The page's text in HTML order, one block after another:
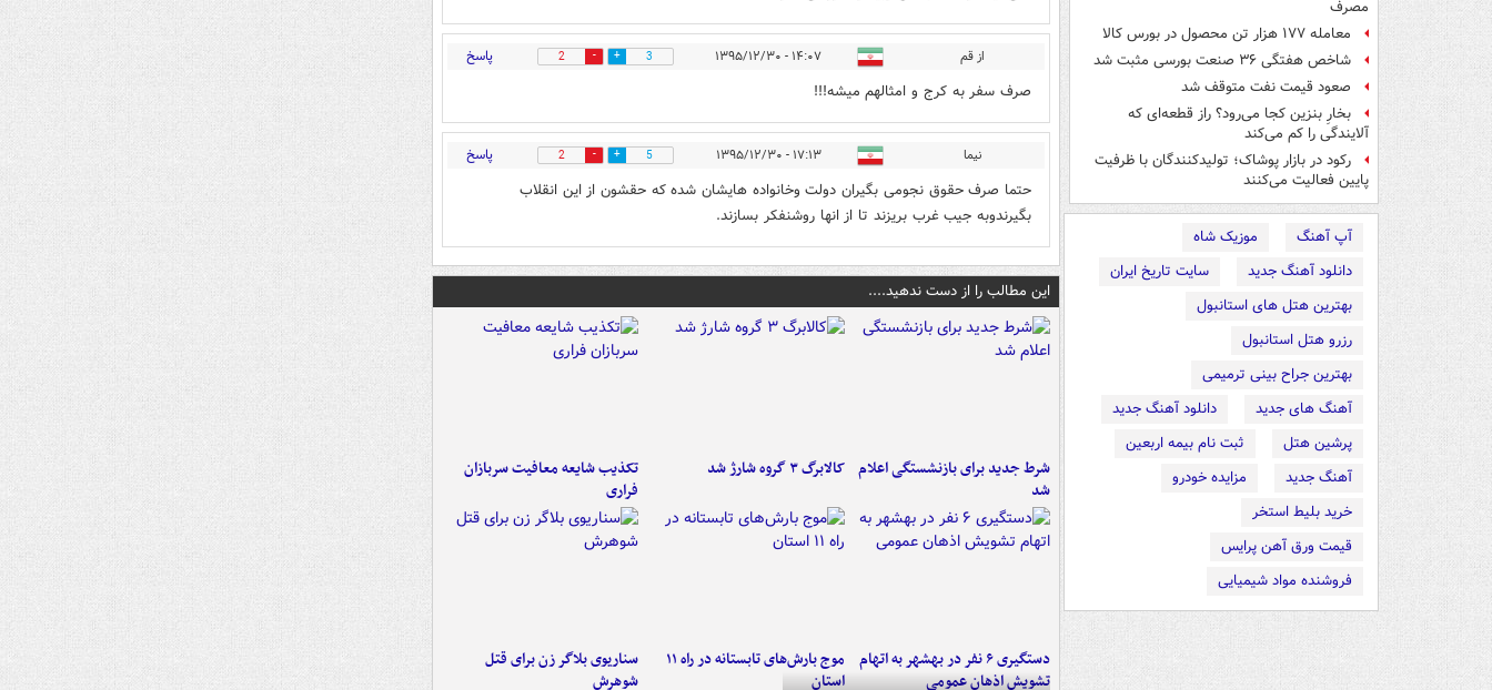
مصرف
معامله ۱۷۷ هزار تن محصول در بورس کالا
شاخص‌ هفتگی ۳۶ صنعت بورسی مثبت شد
صعود قیمت نفت متوقف شد
بخارِ بنزین کجا می‌رود؟ راز قطعه‌ای که
آلایندگی را کم می‌کند
رکود در بازار پوشاک؛ تولیدکنندگان با ظرفیت
پایین فعالیت می‌کنند
آپ آهنگ
موزیک شاه
دانلود آهنگ جدید
سایت تاریخ ایران
بهترین هتل های استانبول
رزرو هتل استانبول
بهترین جراح بینی ترمیمی
آهنگ های جدید
دانلود آهنگ جدید
پرشین هتل
ثبت نام بیمه اربعین
آهنگ جدید
مزایده خودرو
خرید بلیط استخر
قیمت ورق آهن پرایس
فروشنده مواد شیمیایی
از قم ۱۴:۰۷ - ۱۳۹۵/۱۲/۳۰ 3
2 پاسخ
صرف سفر به کرج و امثالهم میشه!!!
نیما ۱۷:۱۳ - ۱۳۹۵/۱۲/۳۰ 5
2 پاسخ
حتما صرف حقوق نجومی بگیران دولت وخانواده هایشان شده که حقشون از این انقلاب
بگیرندوبه جیب غرب بریزند تا از انها روشنفکر بسازند.
این مطالب را از دست ندهید....
شرط جدید برای بازنشستگی اعلام
شد
کالابرگ ۳ گروه شارژ شد
تکذیب شایعه معافیت سربازان
فراری
دستگیری ۶ نفر در بهشهر به اتهام
تشویش اذهان عمومی
موج بارش‌های تابستانه در راه ۱۱
استان
سناریوی بلاگر زن برای قتل
شوهرش